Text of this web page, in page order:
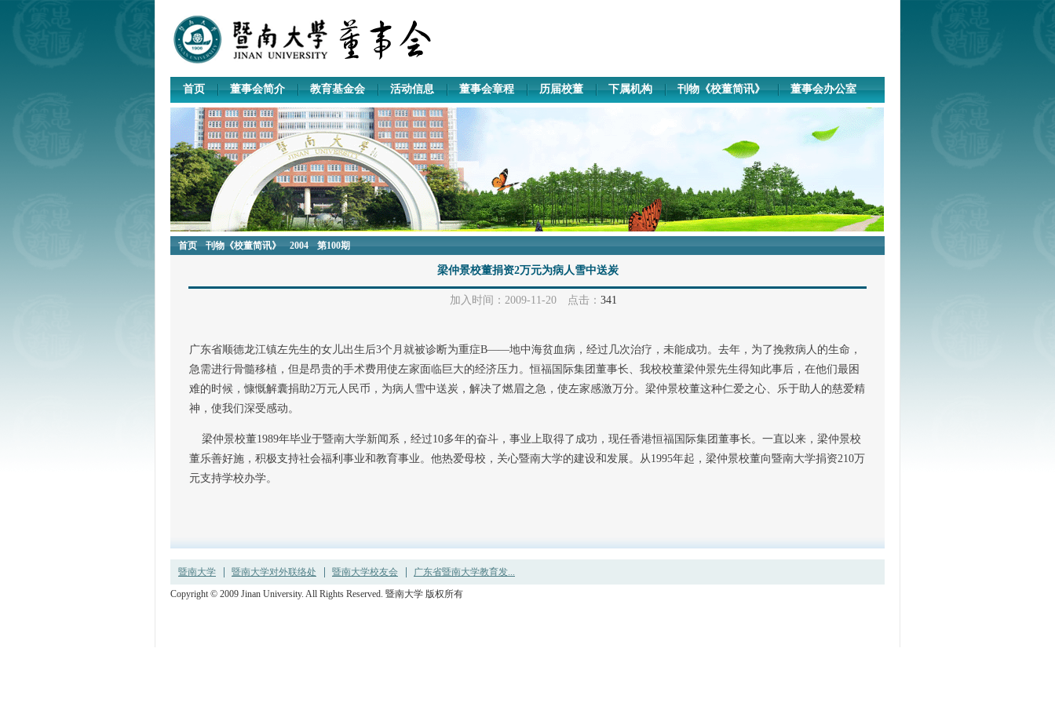
首页 董事会简介 教育基金会 活动信息 董事会章程 历届校董 下属机构 刊物《校董简讯》 董事会办公室
首页 刊物《校董简讯》 2004 第100期
梁仲景校董捐资2万元为病人雪中送炭
加入时间：2009-11-20 点击： 341
广东省顺德龙江镇左先生的女儿出生后3个月就被诊断为重症B——地中海贫血病，经过几次治疗，未能成功。去年，为了挽救病人的生命，
急需进行骨髓移植，但是昂贵的手术费用使左家面临巨大的经济压力。恒福国际集团董事长、我校校董梁仲景先生得知此事后，在他们最困
难的时候，慷慨解囊捐助2万元人民币，为病人雪中送炭，解决了燃眉之急，使左家感激万分。梁仲景校董这种仁爱之心、乐于助人的慈爱精
神，使我们深受感动。
梁仲景校董1989年毕业于暨南大学新闻系，经过10多年的奋斗，事业上取得了成功，现任香港恒福国际集团董事长。一直以来，梁仲景校
董乐善好施，积极支持社会福利事业和教育事业。他热爱母校，关心暨南大学的建设和发展。从1995年起，梁仲景校董向暨南大学捐资210万
元支持学校办学。
暨南大学 暨南大学对外联络处 暨南大学校友会
广东省暨南大学教育发...
Copyright © 2009 Jinan University. All Rights Reserved. 暨南大学 版权所有